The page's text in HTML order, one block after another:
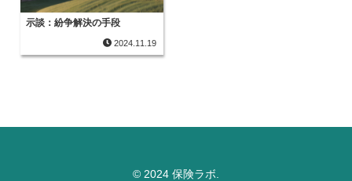
示談：紛争解決の手段
2024.11.19
© 2024 保険ラボ.